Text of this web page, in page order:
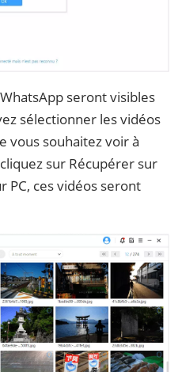
seront visibles
sélectionner les vidéos
vous souhaitez voir à
sur Récupérer sur
PC, ces vidéos seront